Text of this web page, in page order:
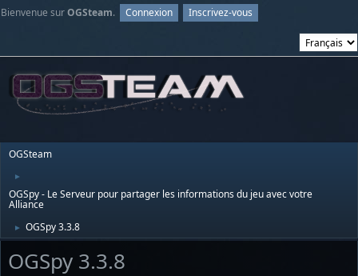
Bienvenue surOGSteam. Connexion Inscrivez-vous
OGSteam
►
OGSpy - Le Serveur pour partager les informations du jeu avec votre
Alliance
► OGSpy 3.3.8
OGSpy 3.3.8